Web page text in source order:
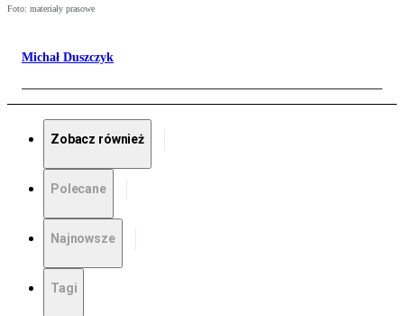
Foto: materiały prasowe
Michał Duszczyk
Zobacz również
Polecane
Najnowsze
Tagi